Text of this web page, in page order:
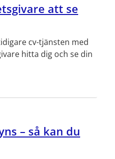
att se
cv-tjänsten med
hitta dig och se din
– så kan du